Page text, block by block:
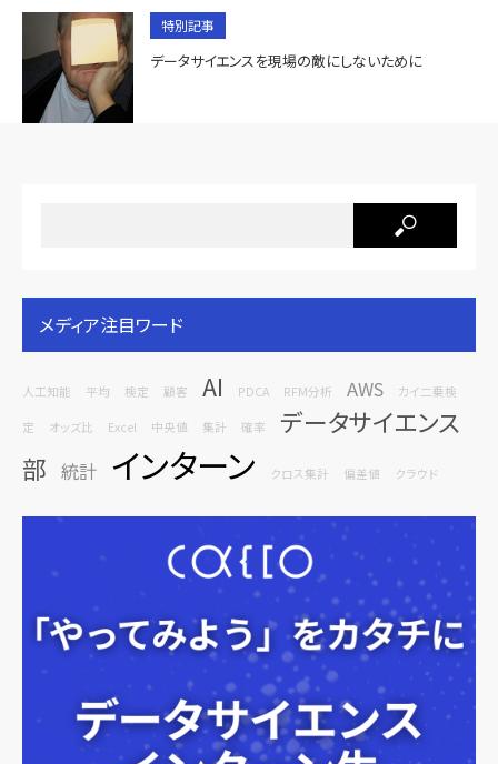
特別記事
データサイエンスを現場の敵にしないために
メディア注目ワード
人工知能 平均 検定 顧客 AI PDCA RFM分析 AWS カイ二乗検
定 オッズ比 Excel 中央値 集計 確率
データサイエンス
部 統計 インターン クロス集計 偏差値 クラウド